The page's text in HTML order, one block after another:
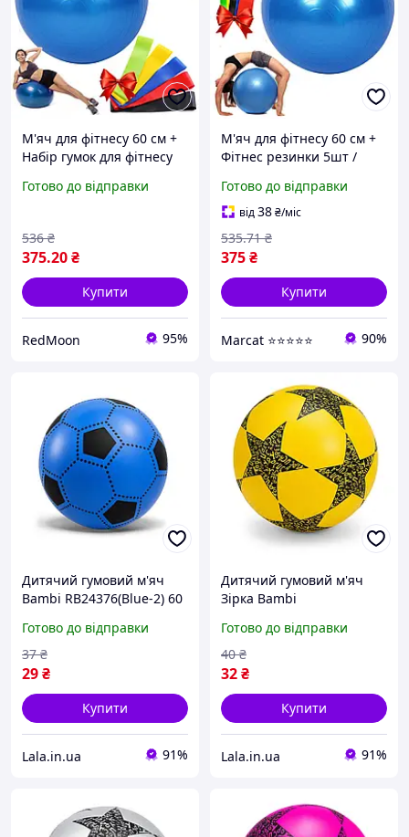
М'яч для фітнесу 60 см +
Набір гумок для фітнесу
Гімнастичний м'яч /
Готово до відправки
375.20₴
536 ₴
Купити
RedMoon 95%
М'яч для фітнесу 60 см +
Фітнес резинки 5шт /
йоги / Фітнес-м'яч для
пілатесу
Готово до відправки
від38₴/міс
375₴
535.71 ₴
Купити
Marcat ⭐⭐⭐⭐⭐ 90%
Дитячий гумовий м'яч
Bambi RB24376(Blue-2) 60
Lala.in.ua
Готово до відправки
29₴
37 ₴
Купити
Lala.in.ua 91%
Дитячий гумовий м'яч
Зірка Bambi
діаметр 18 см, Lala.in.ua
Готово до відправки
32₴
40 ₴
Купити
Lala.in.ua 91%